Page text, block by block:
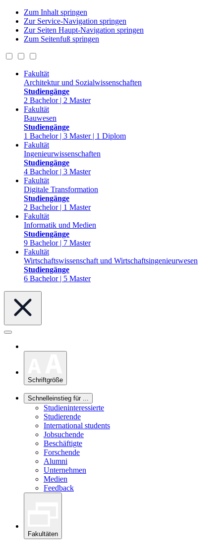
Zum Inhalt springen
Zur Service-Navigation springen
Zur Seiten Haupt-Navigation springen
Zum Seitenfuß springen
Fakultät
Architektur und Sozialwissenschaften
Studiengänge
2 Bachelor | 2 Master
Fakultät
Bauwesen
Studiengänge
1 Bachelor | 3 Master | 1 Diplom
Fakultät
Ingenieurwissenschaften
Studiengänge
4 Bachelor | 3 Master
Fakultät
Digitale Transformation
Studiengänge
2 Bachelor | 1 Master
Fakultät
Informatik und Medien
Studiengänge
9 Bachelor | 7 Master
Fakultät
Wirtschaftswissenschaft und Wirtschaftsingenieurwesen
Studiengänge
6 Bachelor | 5 Master
Schriftgröße
Schnelleinstieg für ...
Studieninteressierte
Studierende
International students
Jobsuchende
Beschäftigte
Forschende
Alumni
Unternehmen
Medien
Feedback
Fakultäten